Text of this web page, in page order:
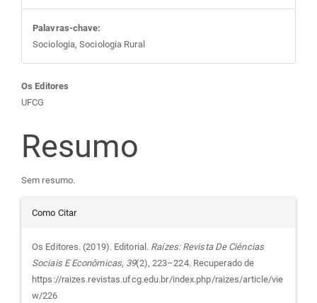
Palavras-chave:
Sociologia, Sociologia Rural
Conteúdo
do
artigo
principal
Os Editores
UFCG
Resumo
Sem resumo.
Detalhes
do
artigo
Como Citar
Os Editores. (2019). Editorial. Raízes: Revista De Ciências
Sociais E Econômicas, 39(2), 223–224. Recuperado de
https://raizes.revistas.ufcg.edu.br/index.php/raizes/article/vie
w/226